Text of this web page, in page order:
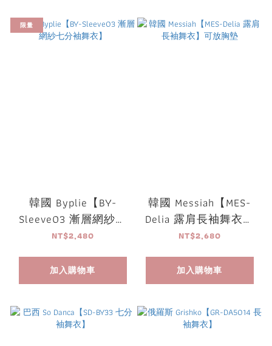
限量
韓國 Byplie【BY-
Sleeve03 漸層網紗七
分袖舞衣】
NT$2,480
加入購物車
韓國 Messiah【MES-
Delia 露肩長袖舞衣】
可放胸墊
NT$2,680
加入購物車